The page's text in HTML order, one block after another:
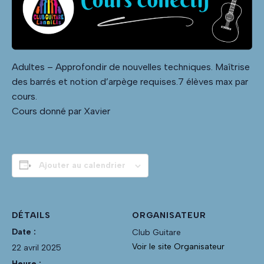
Adultes – Approfondir de nouvelles techniques. Maîtrise
des barrés et notion d’arpège requises.7 élèves max par
cours.
Cours donné par Xavier
Ajouter au calendrier
DÉTAILS
Date :
22 avril 2025
ORGANISATEUR
Club Guitare
Voir le site Organisateur